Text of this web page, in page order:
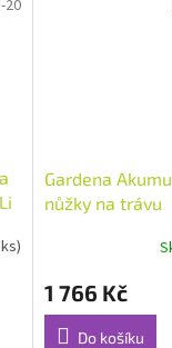
20
Gardena
nůžky na trávu
1 766 Kč
Do košíku